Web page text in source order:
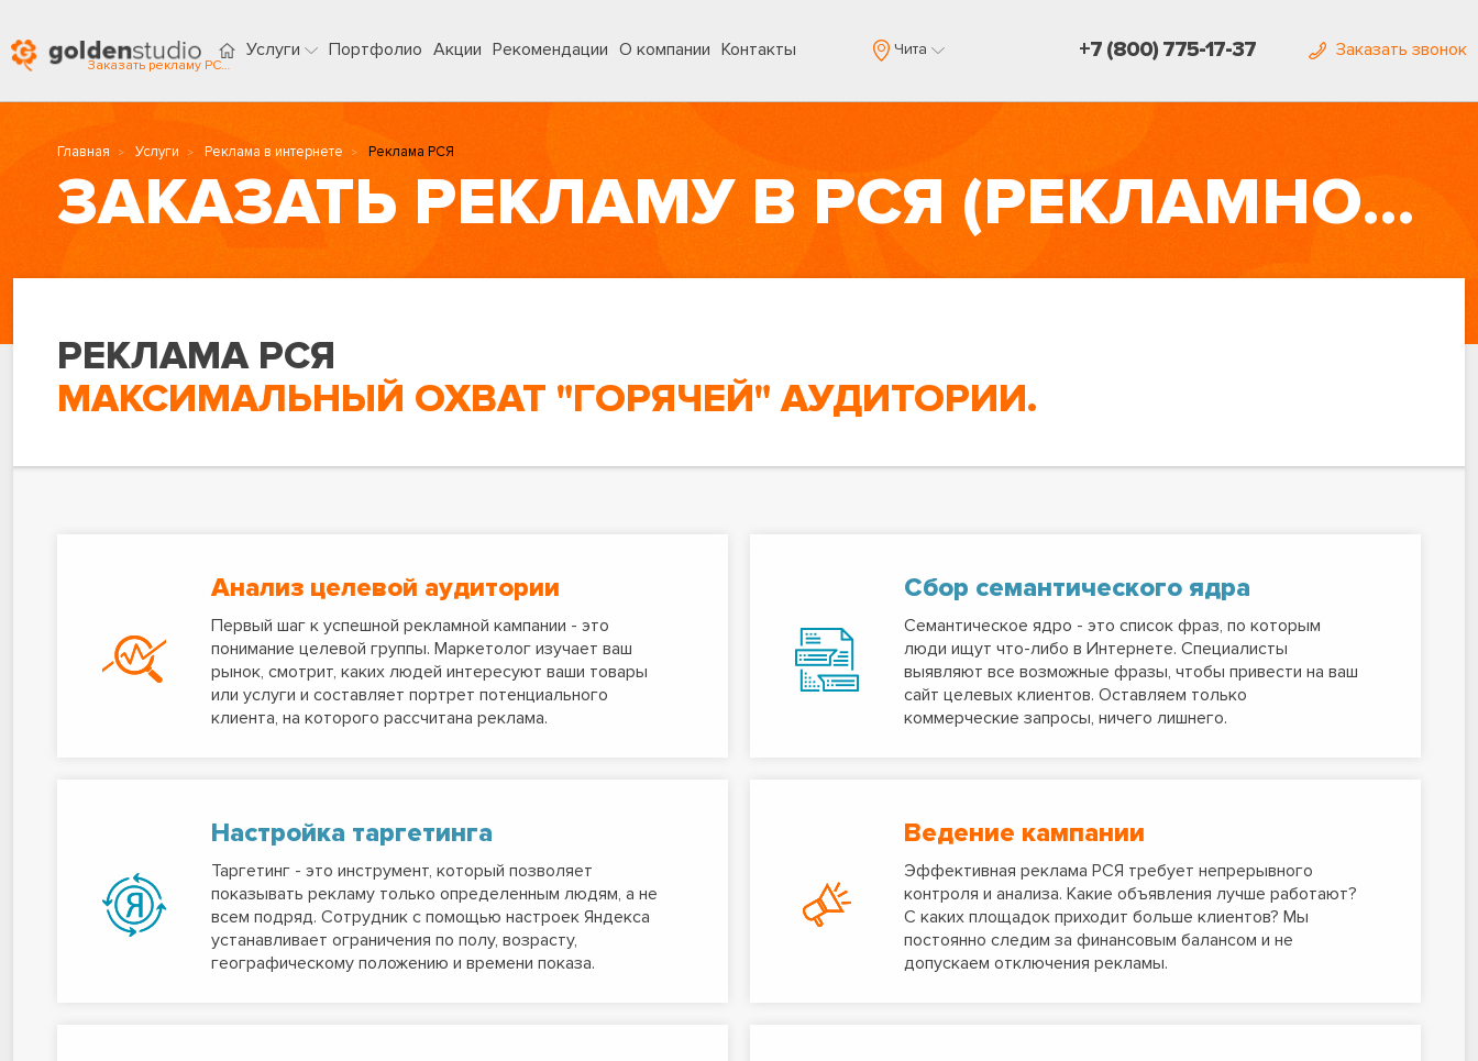
Заказать рекламу РСЯ в Чите
Услуги Портфолио Акции Рекомендации О компании Контакты Чита +7 (800) 775-17-37 Заказать звонок
Главная Услуги Реклама в интернете Реклама РСЯ
ЗАКАЗАТЬ РЕКЛАМУ В РСЯ (РЕКЛАМНОЙ СЕТИ ЯНДЕКСА)
РЕКЛАМА РСЯ
МАКСИМАЛЬНЫЙ ОХВАТ "ГОРЯЧЕЙ" АУДИТОРИИ.
Анализ целевой аудитории
Первый шаг к успешной рекламной кампании - это
понимание целевой группы. Маркетолог изучает ваш
рынок, смотрит, каких людей интересуют ваши товары
или услуги и составляет портрет потенциального
клиента, на которого рассчитана реклама.
Сбор семантического ядра
Семантическое ядро - это список фраз, по которым
люди ищут что-либо в Интернете. Специалисты
выявляют все возможные фразы, чтобы привести на ваш
сайт целевых клиентов. Оставляем только
коммерческие запросы, ничего лишнего.
Настройка таргетинга
Таргетинг - это инструмент, который позволяет
показывать рекламу только определенным людям, а не
всем подряд. Сотрудник с помощью настроек Яндекса
устанавливает ограничения по полу, возрасту,
географическому положению и времени показа.
Ведение кампании
Эффективная реклама РСЯ требует непрерывного
контроля и анализа. Какие объявления лучше работают?
С каких площадок приходит больше клиентов? Мы
постоянно следим за финансовым балансом и не
допускаем отключения рекламы.